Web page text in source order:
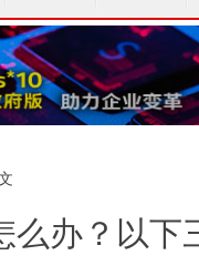
么办？以下